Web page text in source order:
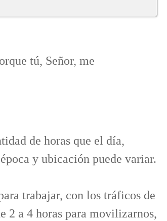
tú, Señor, me
de horas que el día,
y ubicación puede variar.
trabajar, con los tráficos de
2 a 4 horas para movilizarnos,